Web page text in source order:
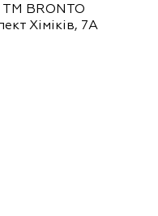
ТМ BRONTO
Хіміків, 7А